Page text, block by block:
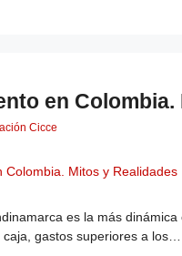
en
Cicce
es la más
gastos superiores a los…